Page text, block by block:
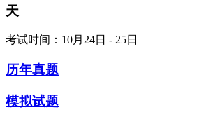
天
考试时间：10月24日 - 25日
历年真题
模拟试题